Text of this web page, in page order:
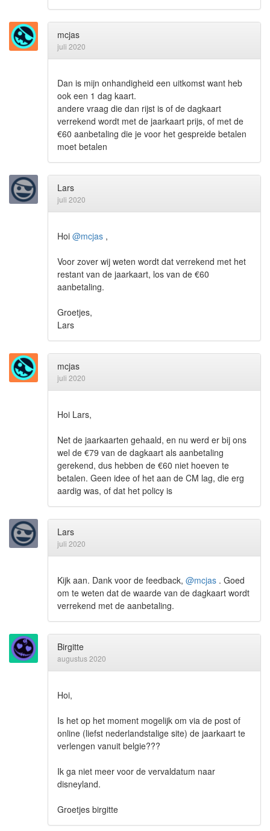
mcjas
juli 2020
Dan is mijn onhandigheid een uitkomst want heb
ook een 1 dag kaart.
andere vraag die dan rijst is of de dagkaart
verrekend wordt met de jaarkaart prijs, of met de
€60 aanbetaling die je voor het gespreide betalen
moet betalen
Lars
juli 2020
Hoi @mcjas ,
Voor zover wij weten wordt dat verrekend met het
restant van de jaarkaart, los van de €60
aanbetaling.
Groetjes,
Lars
mcjas
juli 2020
Hoi Lars,
Net de jaarkaarten gehaald, en nu werd er bij ons
wel de €79 van de dagkaart als aanbetaling
gerekend, dus hebben de €60 niet hoeven te
betalen. Geen idee of het aan de CM lag, die erg
aardig was, of dat het policy is
Lars
juli 2020
Kijk aan. Dank voor de feedback, @mcjas . Goed
om te weten dat de waarde van de dagkaart wordt
verrekend met de aanbetaling.
Birgitte
augustus 2020
Hoi,
Is het op het moment mogelijk om via de post of
online (liefst nederlandstalige site) de jaarkaart te
verlengen vanuit belgie???
Ik ga niet meer voor de vervaldatum naar
disneyland.
Groetjes birgitte